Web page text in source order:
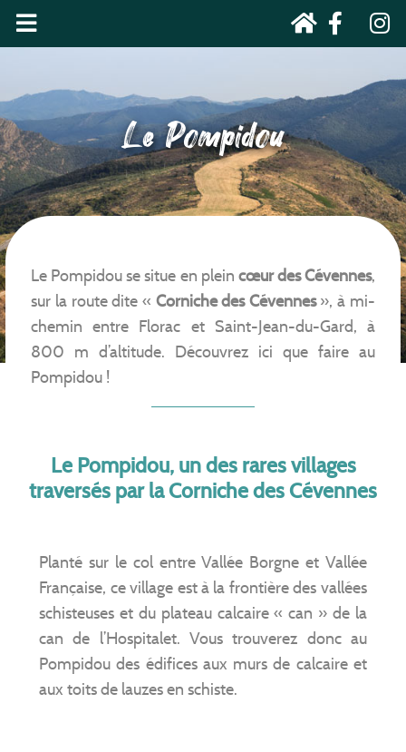
Le Pompidou
Le Pompidou se situe en plein cœur des Cévennes,
sur la route dite « Corniche des Cévennes», à mi-
chemin entre Florac et Saint-Jean-du-Gard, à
800 m d’altitude. Découvrez ici que faire au
Pompidou !
Le Pompidou, un des rares villages
traversés par la Corniche des Cévennes
Planté sur le col entre Vallée Borgne et Vallée
Française, ce village est à la frontière des vallées
schisteuses et du plateau calcaire « can » de la
can de l’Hospitalet. Vous trouverez donc au
Pompidou des édifices aux murs de calcaire et
aux toits de lauzes en schiste.